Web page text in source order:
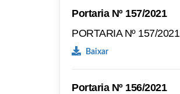
Portaria Nº 157/2021
PORTARIA Nº 157/2021
Baixar
Portaria Nº 156/2021